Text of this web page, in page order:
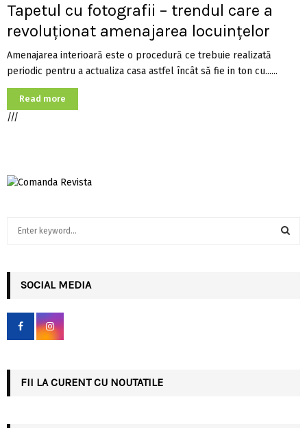
Tapetul cu fotografii – trendul care a
revoluţionat amenajarea locuinţelor
Amenajarea interioară este o procedură ce trebuie realizată
periodic pentru a actualiza casa astfel încât să fie in ton cu......
Read more
///
h
f
r
SOCIAL MEDIA
FII LA CURENT CU NOUTATILE